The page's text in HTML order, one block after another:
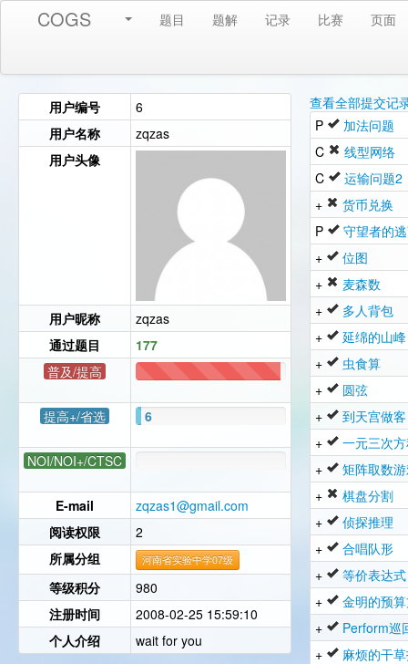
COGS 题目 题解 记录 比赛 页面
用户编号
6
用户名称
zqzas
用户头像
用户昵称
zqzas
通过题目
177
普及/提高
提高+/省选
6
NOI/NOI+/CTSC
E-mail
zqzas1@gmail.com
阅读权限
2
所属分组
河南省实验中学07级
等级积分
980
注册时间
2008-02-25 15:59:10
个人介绍
wait for you
查看全部提交记
P
加法问题
C
线型网络
C
运输问题2
+
货币兑换
P
守望者的
+
位图
+
麦森数
+
多人背包
+
延绵的山峰
+
虫食算
+
圆弦
+
到天宫做客
+
一元三次
+
矩阵取数
+
棋盘分割
+
侦探推理
+
合唱队形
+
等价表达式
+
金明的预
+
Perform巡
+
麻烦的干